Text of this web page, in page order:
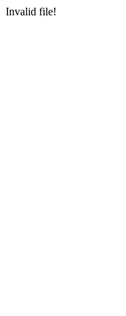
Invalid file!